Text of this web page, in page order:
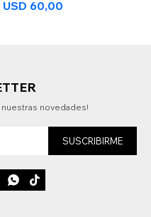
USD 60,00
novedades!
SUSCRIBIRME
 